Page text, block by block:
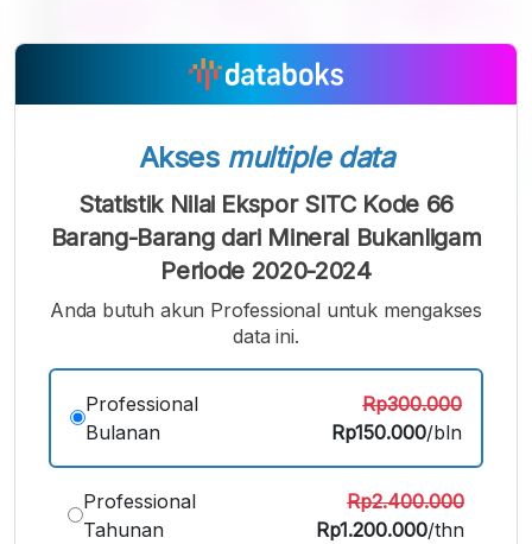
Font
Kecil
A
Font
Sedang
Font
Besar
Akses multiple data
Statistik Nilai Ekspor SITC Kode 66
Barang-Barang dari Mineral Bukanligam
Periode 2020-2024
Anda butuh akun Professional untuk mengakses
data ini.
Professional
Bulanan
Rp300.000
Rp150.000/bln
Professional
Tahunan
Rp2.400.000
Rp1.200.000/thn